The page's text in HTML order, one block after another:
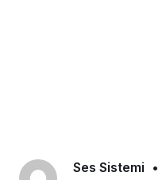
Ses Sistemi •